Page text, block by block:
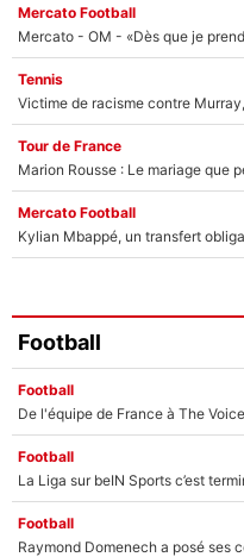
Mercato Football
Tennis
Tour de France
Marion Rousse : Le mariage que
Mercato Football
Kylian Mbappé, un transfert
Football
Football
Football
Football